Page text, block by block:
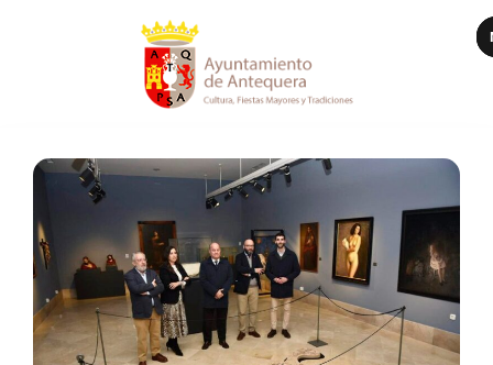
VER MÁS